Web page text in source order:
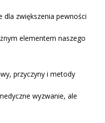
dla zwiększenia pewności
elementem naszego
przyczyny i metody
wyzwanie, ale